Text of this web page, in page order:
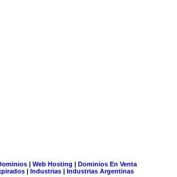
| Web Hosting | Dominios En Venta
| Industrias | Industrias Argentinas